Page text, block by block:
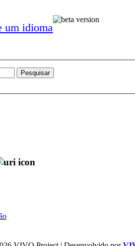
um idioma